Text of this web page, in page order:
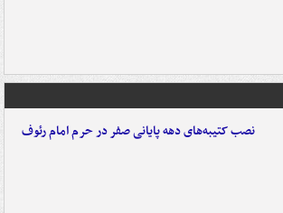
نصب کتیبه‌های دهه پایانی صفر در حرم امام رئوف